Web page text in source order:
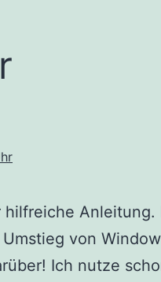
hilfreiche Anleitung.
von
Ich nutze